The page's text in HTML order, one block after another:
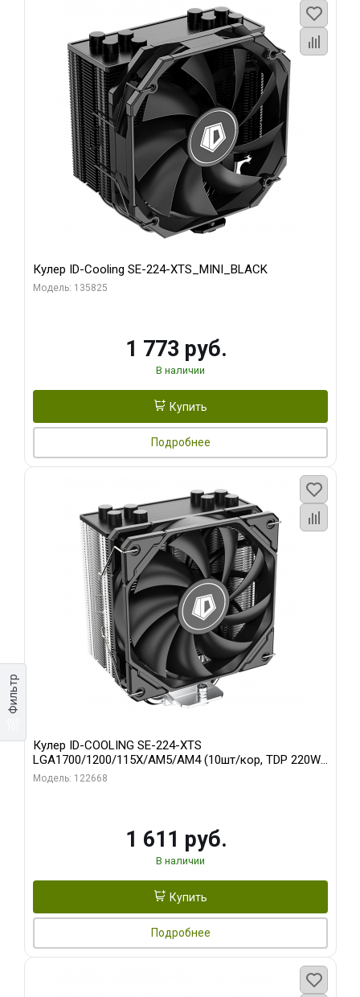
Фильтр
Кулер ID-Cooling SE-224-XTS_MINI_BLACK
Модель: 135825
1 773 руб.
В наличии
Купить
Подробнее
Кулер ID-COOLING SE-224-XTS
LGA1700/1200/115X/AM5/AM4 (10шт/кор, TDP 220W,
PWM, 4 тепл.трубки прямого контакта, FAN 120mm)
Модель: 122668
1 611 руб.
В наличии
Купить
Подробнее